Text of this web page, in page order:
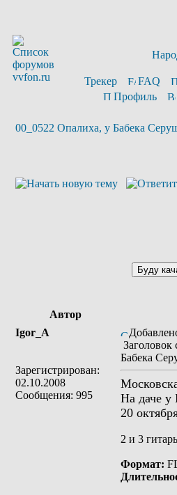
Трекер FAQ
Профиль
00_0522 Опалиха, у Бабека
Автор
Igor_A
Зарегистрирован:
02.10.2008
Сообщения: 995
Бабека
На даче у
20
2 и 3
Формат: